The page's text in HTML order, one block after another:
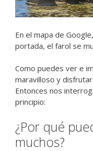
En el mapa de
portada, el farol se
Como puedes ver e
maravilloso y
Entonces nos
principio:
¿Por qué
muchos?